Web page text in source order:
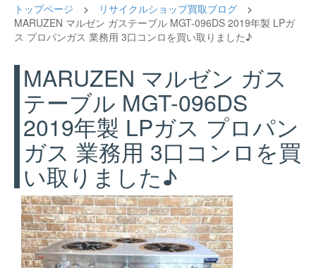
トップページ > リサイクルショップ買取ブログ >
MARUZEN マルゼン ガステーブル MGT-096DS 2019年製 LPガ
ス プロパンガス 業務用 3口コンロを買い取りました♪
MARUZEN マルゼン ガス
テーブル MGT-096DS
2019年製 LPガス プロパン
ガス 業務用 3口コンロを買
い取りました♪